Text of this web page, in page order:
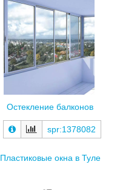
Остекление балконов
spr:1378082
Пластиковые окна в Туле